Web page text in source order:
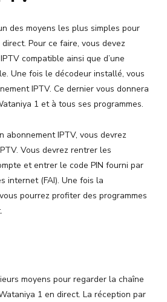
des moyens les plus simples pour
Pour ce faire, vous devez
compatible ainsi que d’une
Une fois le décodeur installé, vous
IPTV. Ce dernier vous donnera
1 et à tous ses programmes.
abonnement IPTV, vous devrez
Vous devrez rentrer les
et entrer le code PIN fourni par
internet (FAI). Une fois la
pourrez profiter des programmes
moyens pour regarder la chaîne
1 en direct. La réception par